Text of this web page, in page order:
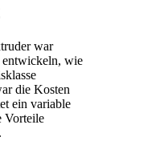
war
entwickeln, wie
die Kosten
ein variable
Vorteile